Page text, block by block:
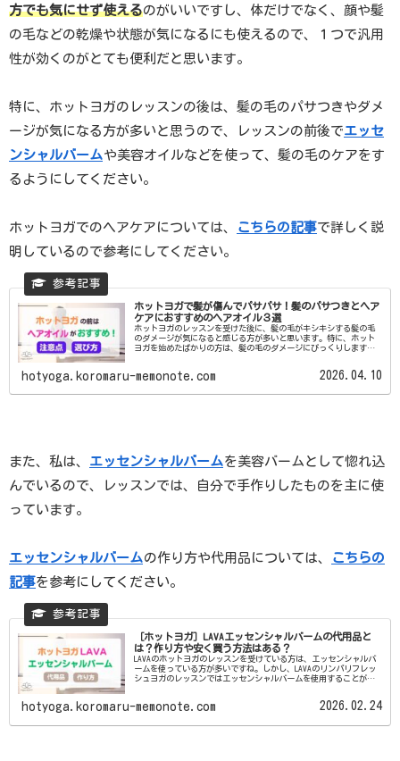
方でも気にせず使えるのがいいですし、体だけでなく、顔や髪
の毛などの乾燥や状態が気になるにも使えるので、１つで汎用
性が効くのがとても便利だと思います。
特に、ホットヨガのレッスンの後は、髪の毛のパサつきやダメ
ージが気になる方が多いと思うので、レッスンの前後でエッセ
ンシャルバームや美容オイルなどを使って、髪の毛のケアをす
るようにしてください。
ホットヨガでのヘアケアについては、 こちらの記事で詳しく説
明しているので参考にしてください。
ホットヨガで髪が傷んでパサパサ！髪のパサつきとヘア
ケアにおすすめのヘアオイル３選
ホットヨガのレッスンを受けた後に、髪の毛がキシキシする髪の毛
のダメージが気になると感じる方が多いと思います。特に、ホット
ヨガを始めたばかりの方は、髪の毛のダメージにびっくりしますよ
hotyoga.koromaru-memonote.com 2026.04.10
また、私は、 エッセンシャルバームを美容バームとして惚れ込
んでいるので、レッスンでは、自分で手作りしたものを主に使
っています。
エッセンシャルバームの作り方や代用品については、
こちらの
記事を参考にしてください。
［ホットヨガ］LAVAエッセンシャルバームの代用品と
は？作り方や安く買う方法はある？
LAVAのホットヨガのレッスンを受けている方は、エッセンシャルバ
ームを使っている方が多いですね。しかし、LAVAのリンパリフレッ
シュヨガのレッスンではエッセンシャルバームを使用することが推
hotyoga.koromaru-memonote.com 2026.02.24